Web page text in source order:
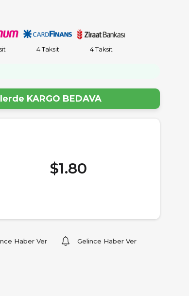
4 Taksit 4 Taksit
KARGO BEDAVA
$1.80
Haber Ver Gelince Haber Ver